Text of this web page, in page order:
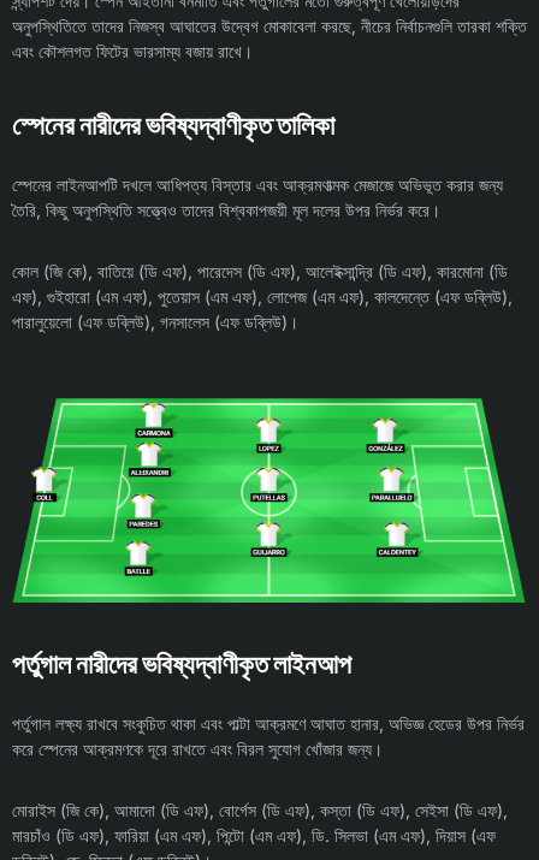
অনুপস্থিতিতে তাদের নিজস্ব আঘাতের উদ্বেগ মোকাবেলা করছে, নীচের নির্বাচনগুলি তারকা শক্তি
এবং কৌশলগত ফিটের ভারসাম্য বজায় রাখে।
স্পেনের নারীদের ভবিষ্যদ্বাণীকৃত তালিকা
স্পেনের লাইনআপটি দখলে আধিপত্য বিস্তার এবং আক্রমণাত্মক মেজাজে অভিভূত করার জন্য
তৈরি, কিছু অনুপস্থিতি সত্ত্বেও তাদের বিশ্বকাপজয়ী মূল দলের উপর নির্ভর করে।
কোল (জি কে), বাতিয়ে (ডি এফ), পারেদেস (ডি এফ), আলেইক্সান্দ্রি (ডি এফ), কারমোনা (ডি
এফ), গুইহারো (এম এফ), পুতেয়াস (এম এফ), লোপেজ (এম এফ), কালদেন্তে (এফ ডব্লিউ),
পারালুয়েলো (এফ ডব্লিউ), গনসালেস (এফ ডব্লিউ)।
পর্তুগাল নারীদের ভবিষ্যদ্বাণীকৃত লাইনআপ
পর্তুগাল লক্ষ্য রাখবে সংকুচিত থাকা এবং পাল্টা আক্রমণে আঘাত হানার, অভিজ্ঞ হেডের উপর নির্ভর
করে স্পেনের আক্রমণকে দূরে রাখতে এবং বিরল সুযোগ খোঁজার জন্য।
মোরাইস (জি কে), আমাদো (ডি এফ), বোর্গেস (ডি এফ), কস্তা (ডি এফ), সেইসা (ডি এফ),
মারচাঁও (ডি এফ), ফারিয়া (এম এফ), পিন্টো (এম এফ), ডি. সিলভা (এম এফ), দিয়াস (এফ